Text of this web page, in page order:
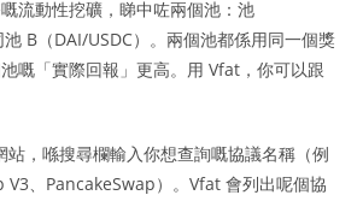
流動性挖礦，睇中咗兩個池：池
池 B（DAI/USDC）。兩個池都係用同一個獎
嘅「實際回報」更高。用 Vfat，你可以跟
，喺搜尋欄輸入你想查詢嘅協議名稱（例
、PancakeSwap）。Vfat 會列出呢個協